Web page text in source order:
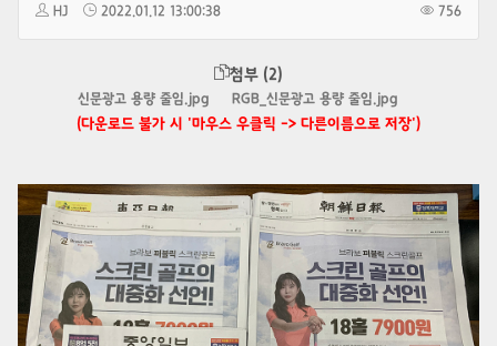
HJ 2022.01.12 13:00:38 756
첨부 (2)
신문광고 용량 줄임.jpg RGB_신문광고 용량 줄임.jpg
(다운로드 불가 시 '마우스 우클릭 -> 다른이름으로 저장')